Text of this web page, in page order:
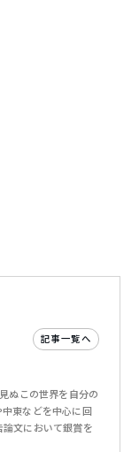
記事一覧へ
ぬこの世界を自分の
中東などを中心に回
論文において銀賞を